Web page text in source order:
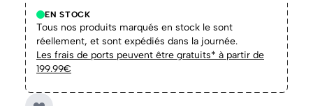
EN STOCK
Tous nos produits marqués en stock le sont
réellement, et sont expédiés dans la journée.
Les frais de ports peuvent être gratuits* à partir de
199.99€